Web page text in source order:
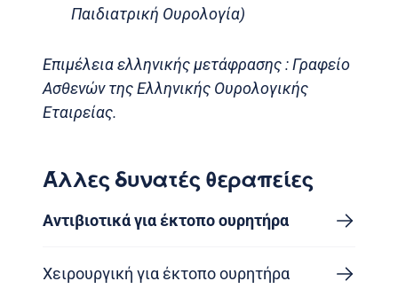
Παιδιατρική Ουρολογία)
Επιμέλεια ελληνικής μετάφρασης : Γραφείο
Ασθενών της Ελληνικής Ουρολογικής
Εταιρείας.
Άλλες δυνατές θεραπείες
Αντιβιοτικά για έκτοπο ουρητήρα
Χειρουργική για έκτοπο ουρητήρα